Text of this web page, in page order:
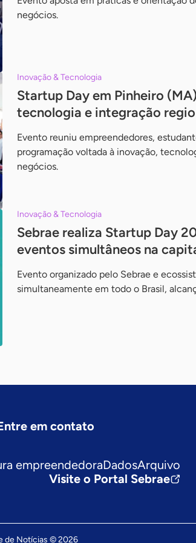
negócios.
Inovação & Tecnologia
Startup Day em Pinheiro
tecnologia e integração
Evento reuniu empreendedores,
programação voltada à inovação,
negócios.
Inovação & Tecnologia
Sebrae realiza Startup Day
eventos simultâneos na
Evento organizado pelo Sebrae e
simultaneamente em todo o Brasil,
em contato
empreendedoraDadosArquivo
Visite o Portal Sebrae
de Notícias © 2026